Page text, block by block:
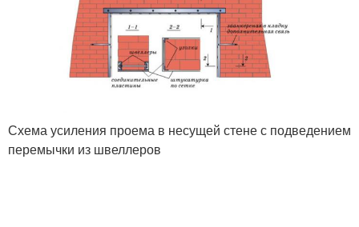
Схема усиления проема в несущей стене с подведением
перемычки из швеллеров